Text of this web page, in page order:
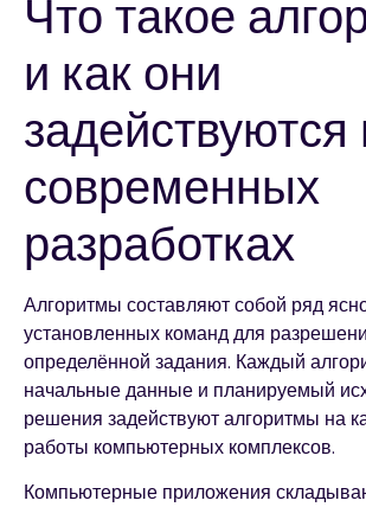
Что такое
и как они
задействуются
современных
разработках
Алгоритмы составляют собой ряд
установленных команд для
определённой задания. Каждый
начальные данные и планируемый
решения задействуют алгоритмы на
работы компьютерных комплексов.
Компьютерные приложения